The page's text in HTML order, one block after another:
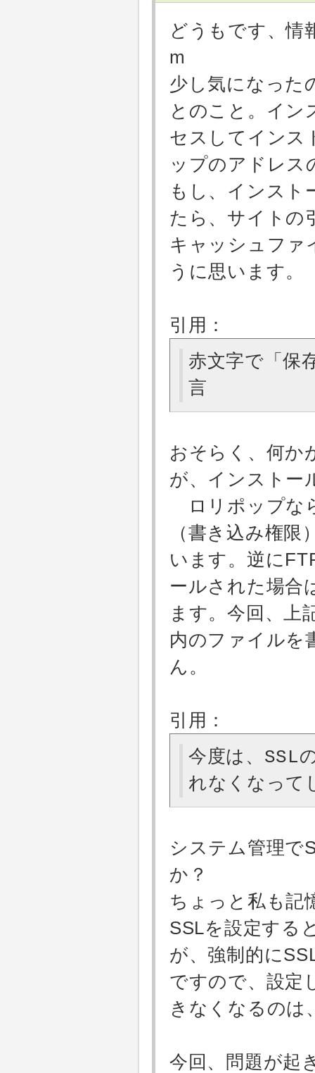
どうもです、情
m
少し気になった
とのこと。イン
セスしてイン
ップのアドレス
もし、インスト
たら、サイトの
キャッシュファ
うに思います。
引用：
赤文字で「保
言
おそらく、何か
が、インストー
ロリポップな
（書き込み権
います。逆に
ールされた場合
ます。今回、上
内のファイルを
ん。
引用：
今度は、SSL
れなくなって
システム管理で
か？
ちょっと私も記
SSLを設定する
が、強制的に
ですので、設定
きなくなるのは
今回、問題が起